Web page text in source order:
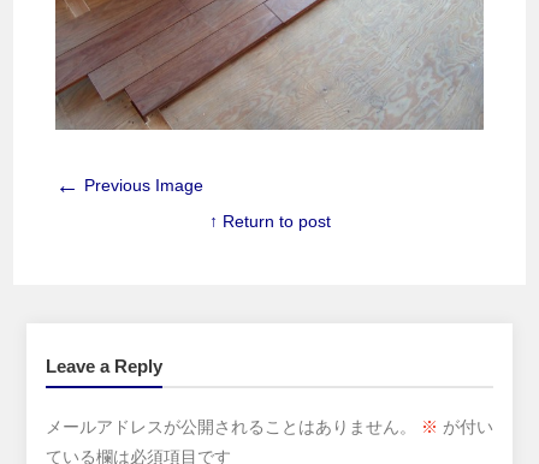
← Previous Image
↑ Return to post
Leave a Reply
メールアドレスが公開されることはありません。 ※ が付い
ている欄は必須項目です